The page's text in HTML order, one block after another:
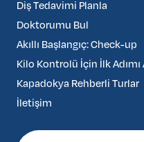
Diş Tedavimi Planla
Doktorumu Bul
Akıllı Başlangıç: Check-up
Kilo Kontrolü İçin İlk Adımı
Kapadokya Rehberli Turlar
İletişim